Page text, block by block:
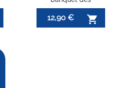
conscrits
12,90 € 